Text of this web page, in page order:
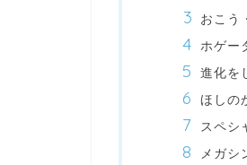
おこう
ホゲー
進化を
ほしの
スペシ
メガシ